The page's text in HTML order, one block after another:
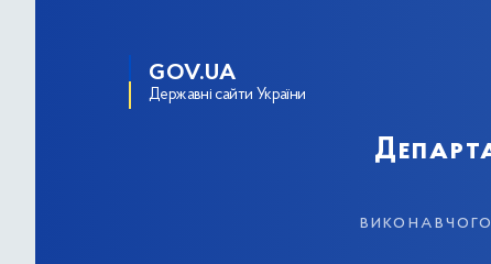
GOV.UA
Державні сайти України